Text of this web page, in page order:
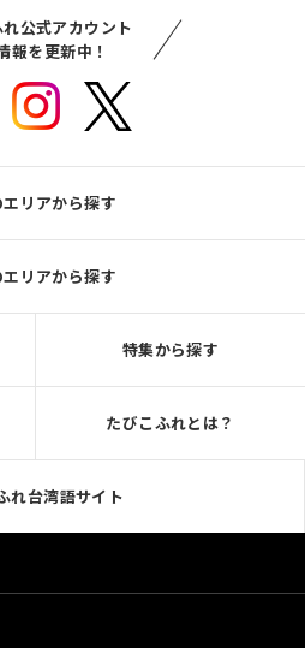
公式アカウント
報を更新中！
リアから探す
リアから探す
特集から探す
たびこふれとは？
れ台湾語サイト